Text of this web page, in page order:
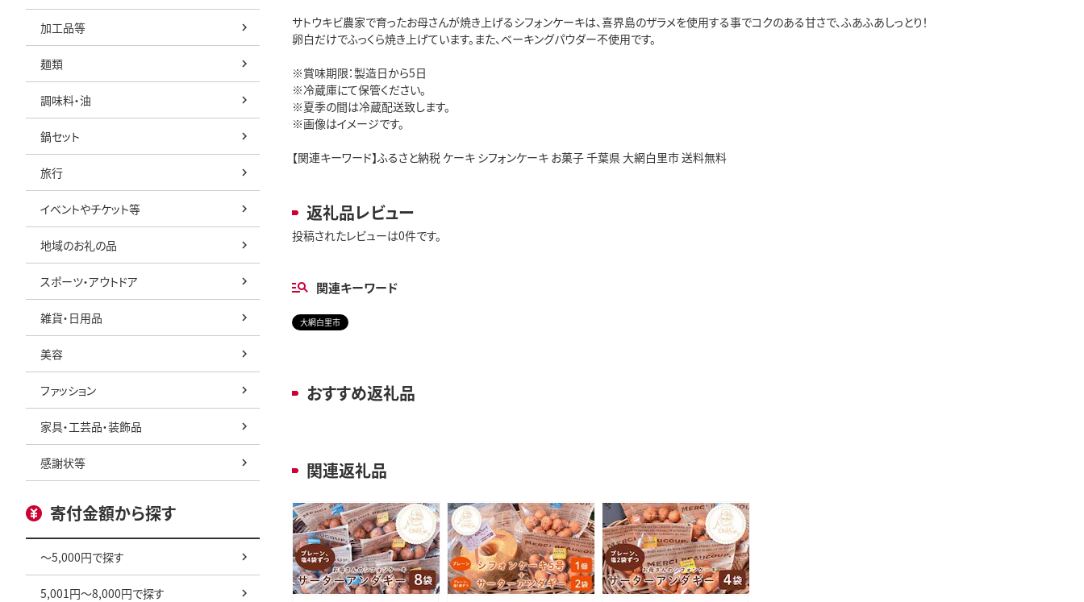
加工品等
麺類
調味料・油
鍋セット
旅行
イベントやチケット等
地域のお礼の品
スポーツ・アウトドア
雑貨・日用品
美容
ファッション
家具・工芸品・装飾品
感謝状等
寄付金額から探す
～5,000円で探す
5,001円～8,000円で探す
サトウキビ農家で育ったお母さんが焼き上げるシフォンケーキは、喜界島のザラメを使用する事でコクのある甘さで、ふあふあしっとり！
卵白だけでふっくら焼き上げています。また、ベーキングパウダー不使用です。
※賞味期限：製造日から5日
※冷蔵庫にて保管ください。
※夏季の間は冷蔵配送致します。
※画像はイメージです。
【関連キーワード】ふるさと納税 ケーキ シフォンケーキ お菓子 千葉県 大網白里市 送料無料
返礼品レビュー
投稿されたレビューは0件です。
関連キーワード
大網白里市
おすすめ返礼品
関連返礼品